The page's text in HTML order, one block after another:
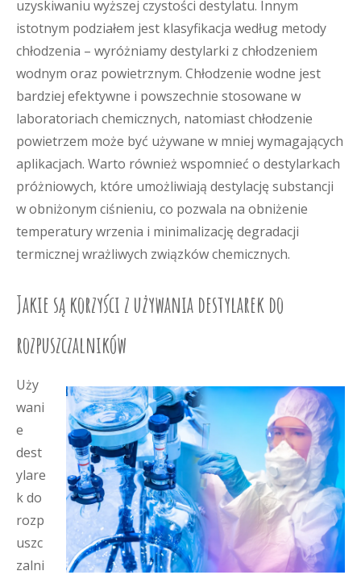
uzyskiwaniu wyższej czystości destylatu. Innym
istotnym podziałem jest klasyfikacja według metody
chłodzenia – wyróżniamy destylarki z chłodzeniem
wodnym oraz powietrznym. Chłodzenie wodne jest
bardziej efektywne i powszechnie stosowane w
laboratoriach chemicznych, natomiast chłodzenie
powietrzem może być używane w mniej wymagających
aplikacjach. Warto również wspomnieć o destylarkach
próżniowych, które umożliwiają destylację substancji
w obniżonym ciśnieniu, co pozwala na obniżenie
temperatury wrzenia i minimalizację degradacji
termicznej wrażliwych związków chemicznych.
Jakie są korzyści z używania destylarek do
rozpuszczalników
Uży
wani
e
dest
ylare
k do
rozp
uszc
zalni